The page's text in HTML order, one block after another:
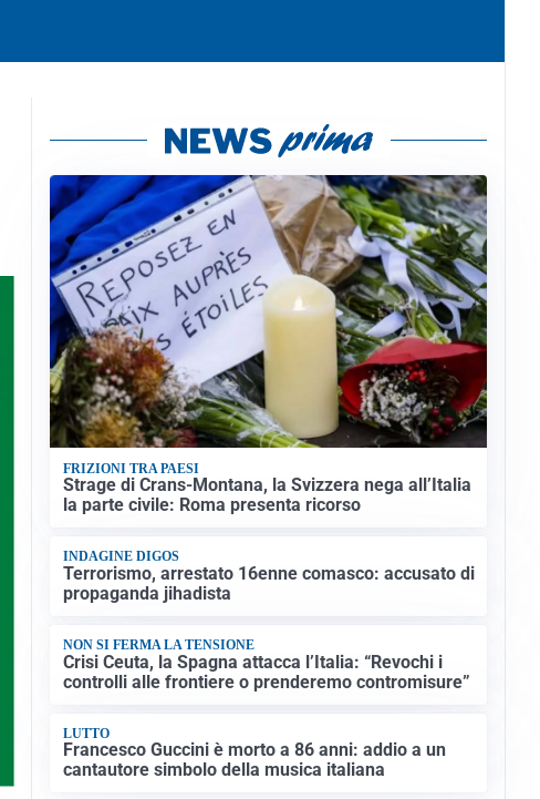
FRIZIONI TRA PAESI
Strage di Crans-Montana, la Svizzera nega all’Italia
la parte civile: Roma presenta ricorso
INDAGINE DIGOS
Terrorismo, arrestato 16enne comasco: accusato di
propaganda jihadista
NON SI FERMA LA TENSIONE
Crisi Ceuta, la Spagna attacca l’Italia: “Revochi i
controlli alle frontiere o prenderemo contromisure”
LUTTO
Francesco Guccini è morto a 86 anni: addio a un
cantautore simbolo della musica italiana